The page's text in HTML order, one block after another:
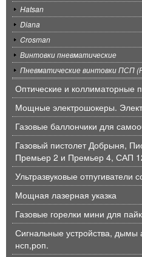
Hatsan
Diana
Crosman
Винтовки пневматические
Пневматические винтовки ПСП
Оптические и коллиматорные
Мощные электрошокеры.
Газовые баллончики для
Газовый пистолет Добрыня,
Премьер 2 и Премьер 4, САП
Ультразвуковые отпугиватели
Мощная лазерная указка
Газовые горелки мини для
Сигнальные устройства, дымы
нсп,роп.